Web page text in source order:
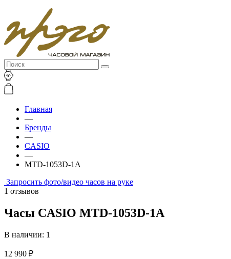
Главная
—
Бренды
—
CASIO
—
MTD-1053D-1A
Запросить фото/видео часов на руке
1 отзывов
Часы CASIO MTD-1053D-1A
В наличии: 1
12 990 ₽